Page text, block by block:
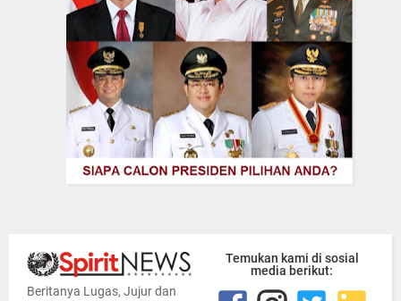
Beritanya Lugas, Jujur dan
Temukan kami di sosial
media berikut: